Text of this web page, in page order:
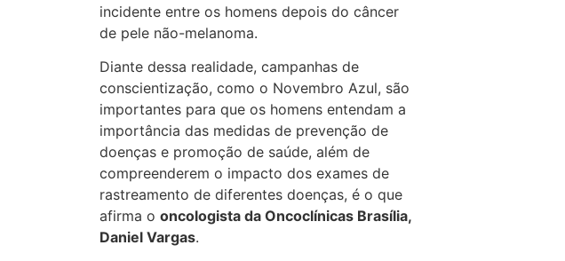
incidente entre os homens depois do câncer
de pele não-melanoma.
Diante dessa realidade, campanhas de
conscientização, como o Novembro Azul, são
importantes para que os homens entendam a
importância das medidas de prevenção de
doenças e promoção de saúde, além de
compreenderem o impacto dos exames de
rastreamento de diferentes doenças, é o que
afirma o oncologista da Oncoclínicas Brasília,
Daniel Vargas.